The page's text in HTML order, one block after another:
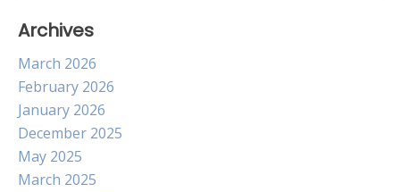
Archives
March 2026
February 2026
January 2026
December 2025
May 2025
March 2025